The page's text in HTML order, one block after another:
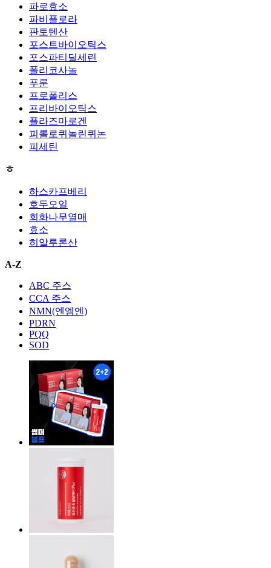
파로효소
파비플로라
판토텐산
포스트바이오틱스
포스파티딜세린
폴리코사놀
푸룬
프로폴리스
프리바이오틱스
플라즈마로겐
피롤로퀴놀린퀴논
피세틴
ㅎ
하스카프베리
호두오일
회화나무열매
효소
히알루론산
A-Z
ABC 주스
CCA 주스
NMN(엔엠엔)
PDRN
PQQ
SOD